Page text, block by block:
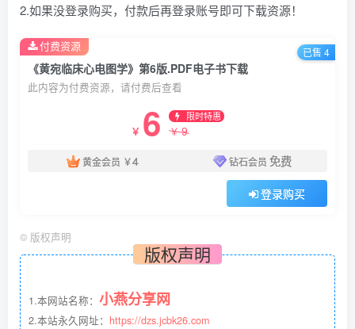
2.如果没登录购买，付款后再登录账号即可下载资源！
《黄宛临床心电图学》第6版.PDF电子书下载
此内容为付费资源，请付费后查看
￥ 6 限时特惠
￥9
黄金会员 ￥4 钻石会员 免费
登录购买
付费资源 已售 4
© 版权声明
版权声明
1.本网站名称： 小燕分享网
2.本站永久网址： https://dzs.jcbk26.com